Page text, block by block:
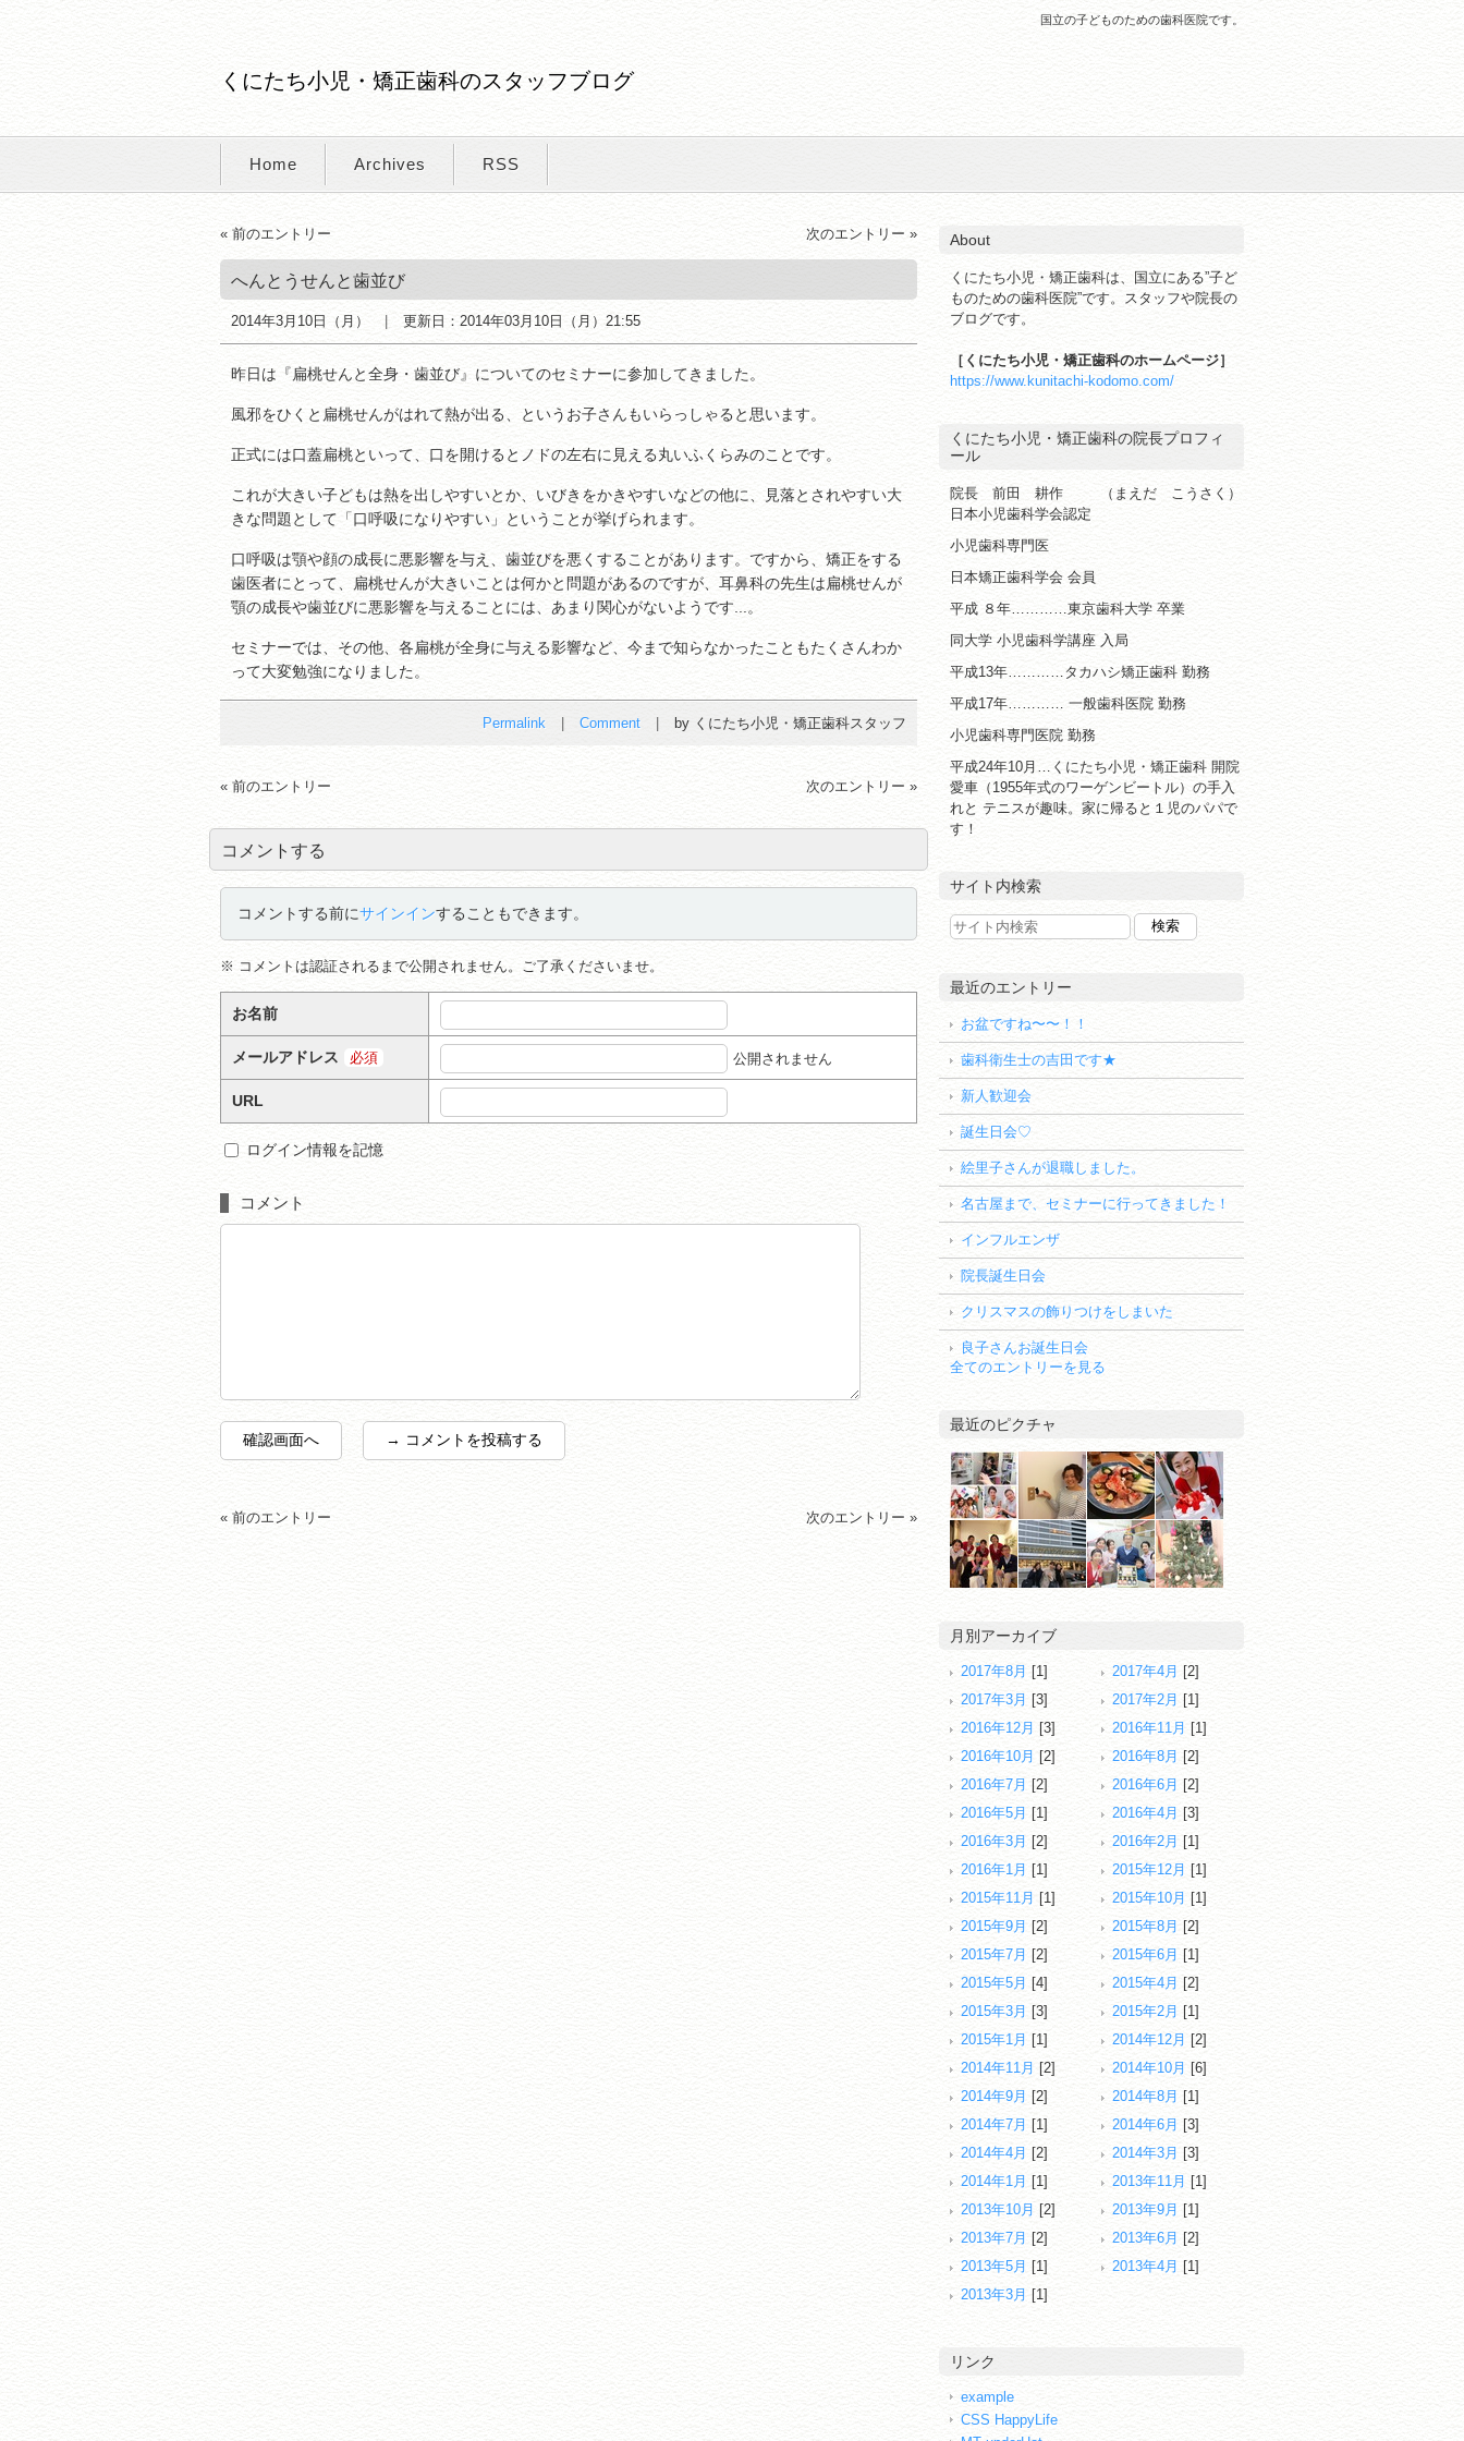
くにたち小児・矯正歯科のスタッフブログ
国立の子どものための歯科医院です。
Home Archives RSS
« 前のエントリー 次のエントリー »
へんとうせんと歯並び
2014年3月10日（月） 更新日： 2014年03月10日（月）21:55
昨日は『扁桃せんと全身・歯並び』についてのセミナーに参加してきました。
風邪をひくと扁桃せんがはれて熱が出る、というお子さんもいらっしゃると思います。
正式には口蓋扁桃といって、口を開けるとノドの左右に見える丸いふくらみのことです。
これが大きい子どもは熱を出しやすいとか、いびきをかきやすいなどの他に、見落とされやすい大
きな問題として「口呼吸になりやすい」ということが挙げられます。
口呼吸は顎や顔の成長に悪影響を与え、歯並びを悪くすることがあります。ですから、矯正をする
歯医者にとって、扁桃せんが大きいことは何かと問題があるのですが、耳鼻科の先生は扁桃せんが
顎の成長や歯並びに悪影響を与えることには、あまり関心がないようです...。
セミナーでは、その他、各扁桃が全身に与える影響など、今まで知らなかったこともたくさんわか
って大変勉強になりました。
Permalink Comment by くにたち小児・矯正歯科スタッフ
« 前のエントリー 次のエントリー »
コメントする
コメントする前にサインインすることもできます。
※ コメントは認証されるまで公開されません。ご了承くださいませ。
お名前
メールアドレス 必須 公開されません
URL
ログイン情報を記憶
コメント
« 前のエントリー 次のエントリー »
About
くにたち小児・矯正歯科は、国立にある”子ど
ものための歯科医院”です。スタッフや院長の
ブログです。
［くにたち小児・矯正歯科のホームページ］
https://www.kunitachi-kodomo.com/
くにたち小児・矯正歯科の院長プロフィ
ール
院長 前田 耕作 （まえだ こうさく）
日本小児歯科学会認定
小児歯科専門医
日本矯正歯科学会 会員
平成 ８年…………東京歯科大学 卒業
同大学 小児歯科学講座 入局
平成13年…………タカハシ矯正歯科 勤務
平成17年………… 一般歯科医院 勤務
小児歯科専門医院 勤務
平成24年10月…くにたち小児・矯正歯科 開院
愛車（1955年式のワーゲンビートル）の手入
れと テニスが趣味。家に帰ると１児のパパで
す！
サイト内検索
最近のエントリー
お盆ですね〜〜！！
歯科衛生士の吉田です★
新人歓迎会
誕生日会♡
絵里子さんが退職しました。
名古屋まで、セミナーに行ってきました！
インフルエンザ
院長誕生日会
クリスマスの飾りつけをしまいた
良子さんお誕生日会
全てのエントリーを見る
最近のピクチャ
月別アーカイブ
2017年8月 [1] 2017年4月 [2]
2017年3月 [3] 2017年2月 [1]
2016年12月 [3] 2016年11月 [1]
2016年10月 [2] 2016年8月 [2]
2016年7月 [2] 2016年6月 [2]
2016年5月 [1] 2016年4月 [3]
2016年3月 [2] 2016年2月 [1]
2016年1月 [1] 2015年12月 [1]
2015年11月 [1] 2015年10月 [1]
2015年9月 [2] 2015年8月 [2]
2015年7月 [2] 2015年6月 [1]
2015年5月 [4] 2015年4月 [2]
2015年3月 [3] 2015年2月 [1]
2015年1月 [1] 2014年12月 [2]
2014年11月 [2] 2014年10月 [6]
2014年9月 [2] 2014年8月 [1]
2014年7月 [1] 2014年6月 [3]
2014年4月 [2] 2014年3月 [3]
2014年1月 [1] 2013年11月 [1]
2013年10月 [2] 2013年9月 [1]
2013年7月 [2] 2013年6月 [2]
2013年5月 [1] 2013年4月 [1]
2013年3月 [1]
リンク
example
CSS HappyLife